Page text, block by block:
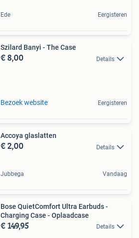
Ede Eergisteren
Szilard Banyi - The Case
€ 8,00 Details
Bezoek website Eergisteren
Accoya glaslatten
€ 2,00 Details
Jubbega Vandaag
Bose QuietComfort Ultra Earbuds -
Charging Case - Oplaadcase
€ 149,95 Details